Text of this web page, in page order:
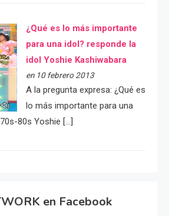
¿Qué es lo más importante
para una idol? responde la
idol Yoshie Kashiwabara
en 10 febrero 2013
A la pregunta expresa: ¿Qué es
lo más importante para una
80s Yoshie […]
en Facebook